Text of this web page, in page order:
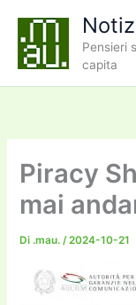
contenuto
Pensieri
capita
Piracy
mai
Di .mau./2024-10-21